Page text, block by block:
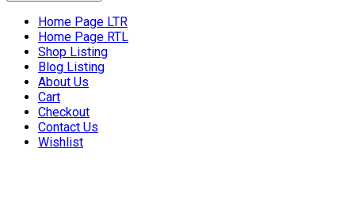
Home Page LTR
Home Page RTL
Shop Listing
Blog Listing
About Us
Cart
Checkout
Contact Us
Wishlist